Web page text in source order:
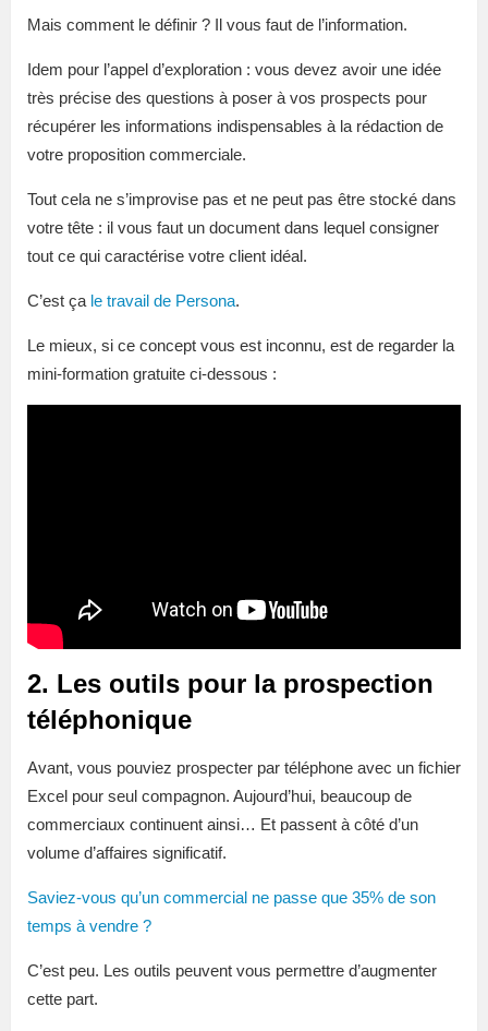
Mais comment le définir ? Il vous faut de l’information.
Idem pour l’appel d’exploration : vous devez avoir une idée
très précise des questions à poser à vos prospects pour
récupérer les informations indispensables à la rédaction de
votre proposition commerciale.
Tout cela ne s’improvise pas et ne peut pas être stocké dans
votre tête : il vous faut un document dans lequel consigner
tout ce qui caractérise votre client idéal.
C’est ça le travail de Persona.
Le mieux, si ce concept vous est inconnu, est de regarder la
mini-formation gratuite ci-dessous :
2. Les outils pour la prospection
téléphonique
Avant, vous pouviez prospecter par téléphone avec un fichier
Excel pour seul compagnon. Aujourd’hui, beaucoup de
commerciaux continuent ainsi… Et passent à côté d’un
volume d’affaires significatif.
Saviez-vous qu’un commercial ne passe que 35% de son
temps à vendre ?
C’est peu. Les outils peuvent vous permettre d’augmenter
cette part.